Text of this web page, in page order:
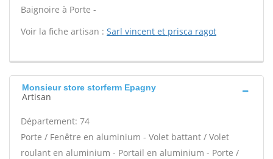
Baignoire à Porte -
Voir la fiche artisan : Sarl vincent et prisca ragot
Monsieur store storferm Epagny
Artisan
Département: 74
Porte / Fenêtre en aluminium - Volet battant / Volet
roulant en aluminium - Portail en aluminium - Porte /